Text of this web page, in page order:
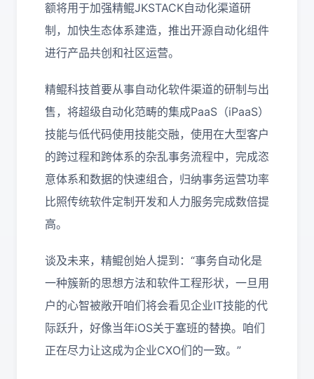
额将用于加强精鲲JKSTACK自动化渠道研
制，加快生态体系建造，推出开源自动化组件
进行产品共创和社区运营。
精鲲科技首要从事自动化软件渠道的研制与出
售，将超级自动化范畴的集成PaaS（iPaaS）
技能与低代码使用技能交融，使用在大型客户
的跨过程和跨体系的杂乱事务流程中，完成恣
意体系和数据的快速组合，归纳事务运营功率
比照传统软件定制开发和人力服务完成数倍提
高。
谈及未来，精鲲创始人提到：“事务自动化是
一种簇新的思想方法和软件工程形状，一旦用
户的心智被敞开咱们将会看见企业IT技能的代
际跃升，好像当年iOS关于塞班的替换。咱们
正在尽力让这成为企业CXO们的一致。”